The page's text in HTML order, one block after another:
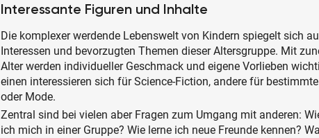
Interessante Figuren und Inhalte
Die komplexer werdende Lebenswelt von Kindern spiegelt sich
Interessen und bevorzugten Themen dieser Altersgruppe. Mit
Alter werden individueller Geschmack und eigene Vorlieben
einen interessieren sich für Science-Fiction, andere für
oder Mode.
Zentral sind bei vielen aber Fragen zum Umgang mit anderen:
ich mich in einer Gruppe? Wie lerne ich neue Freunde kennen?